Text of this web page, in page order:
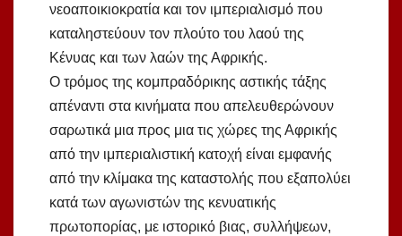
νεοαποικιοκρατία και τον ιμπεριαλισμό που
καταληστεύουν τον πλούτο του λαού της
Κένυας και των λαών της Αφρικής.
Ο τρόμος της κομπραδόρικης αστικής τάξης
απέναντι στα κινήματα που απελευθερώνουν
σαρωτικά μια προς μια τις χώρες της Αφρικής
από την ιμπεριαλιστική κατοχή είναι εμφανής
από την κλίμακα της καταστολής που εξαπολύει
κατά των αγωνιστών της κενυατικής
πρωτοπορίας, με ιστορικό βιας, συλλήψεων,